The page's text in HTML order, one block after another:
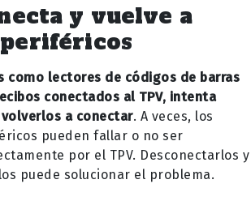
y vuelve a
como lectores de códigos de barras
conectados al TPV, intenta
a conectar. A veces, los
pueden fallar o no ser
por el TPV. Desconectarlos y
puede solucionar el problema.